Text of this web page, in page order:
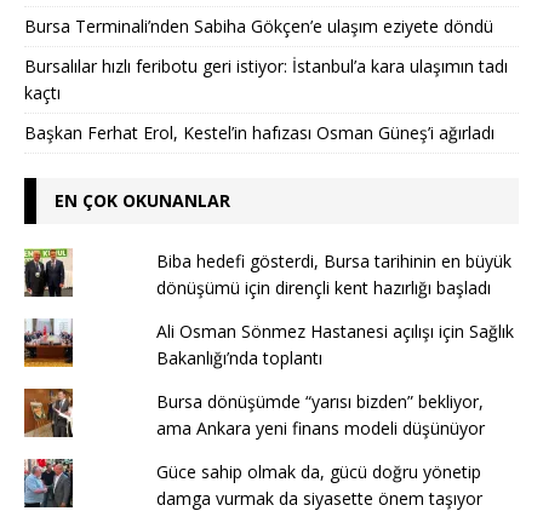
Bursa Terminali’nden Sabiha Gökçen’e ulaşım eziyete döndü
Bursalılar hızlı feribotu geri istiyor: İstanbul’a kara ulaşımın tadı
kaçtı
Başkan Ferhat Erol, Kestel’in hafızası Osman Güneş’i ağırladı
EN ÇOK OKUNANLAR
Biba hedefi gösterdi, Bursa tarihinin en büyük
dönüşümü için dirençli kent hazırlığı başladı
Ali Osman Sönmez Hastanesi açılışı için Sağlık
Bakanlığı’nda toplantı
Bursa dönüşümde “yarısı bizden” bekliyor,
ama Ankara yeni finans modeli düşünüyor
Güce sahip olmak da, gücü doğru yönetip
damga vurmak da siyasette önem taşıyor